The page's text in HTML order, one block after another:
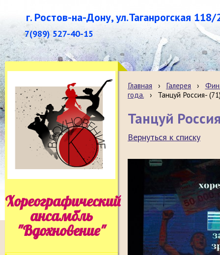
г. Ростов-на-Дону, ул.Таганрогская 118/
7(989) 527-40-15
Хореографический
ансамбль
"Вдохновение"
Главная › Галерея ›
года. › Танцуй Россия-
Танцуй
Вернуться к списку